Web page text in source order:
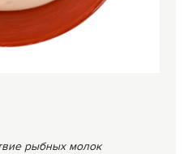
рыбных молок